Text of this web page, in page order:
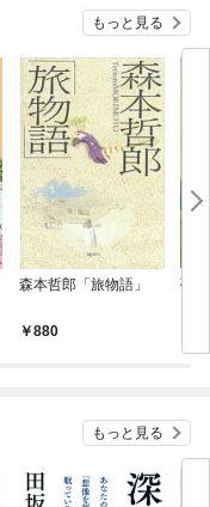
もっと見る
森本哲郎「旅物語」
880
夢
もっと見る